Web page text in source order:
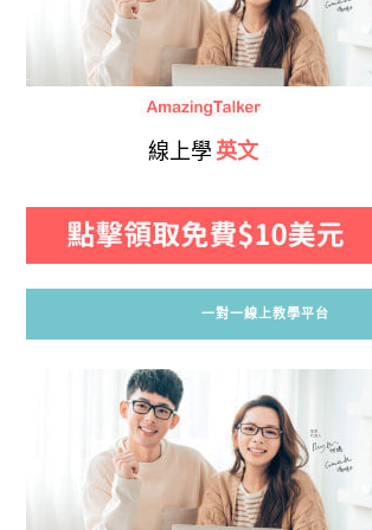
線上學 英文
一對一線上教學平台